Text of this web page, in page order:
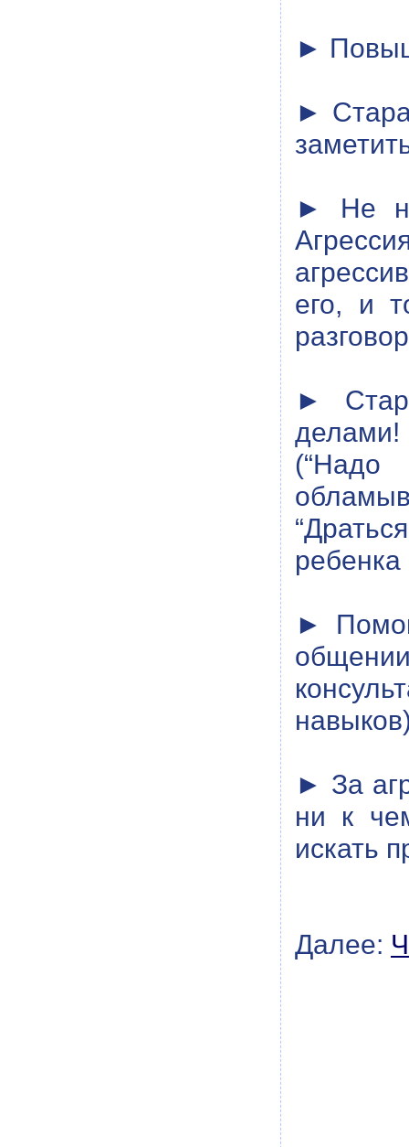
►
►
► Не
его, и
►
делами!
(“Надо
►
► За
ни к
искать
Далее: